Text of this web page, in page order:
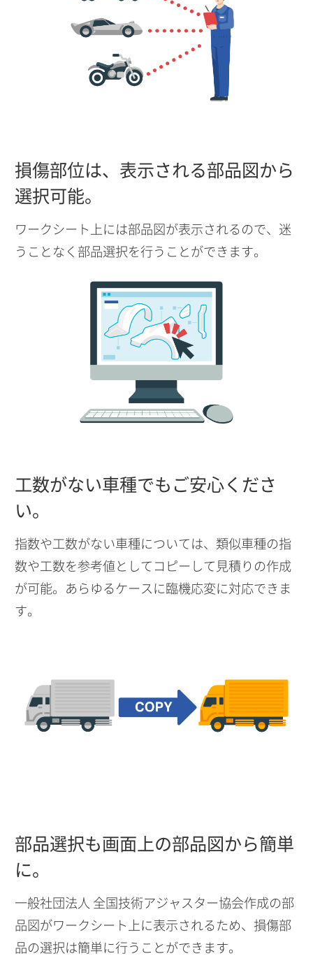
損傷部位は、表示される部品図から
選択可能。
ワークシート上には部品図が表示されるので、迷
うことなく部品選択を行うことができます。
工数がない車種でもご安心くださ
い。
指数や工数がない車種については、類似車種の指
数や工数を参考値としてコピーして見積りの作成
が可能。あらゆるケースに臨機応変に対応できま
す。
部品選択も画面上の部品図から簡単
に。
一般社団法人 全国技術アジャスター協会作成の部
品図がワークシート上に表示されるため、損傷部
品の選択は簡単に行うことができます。